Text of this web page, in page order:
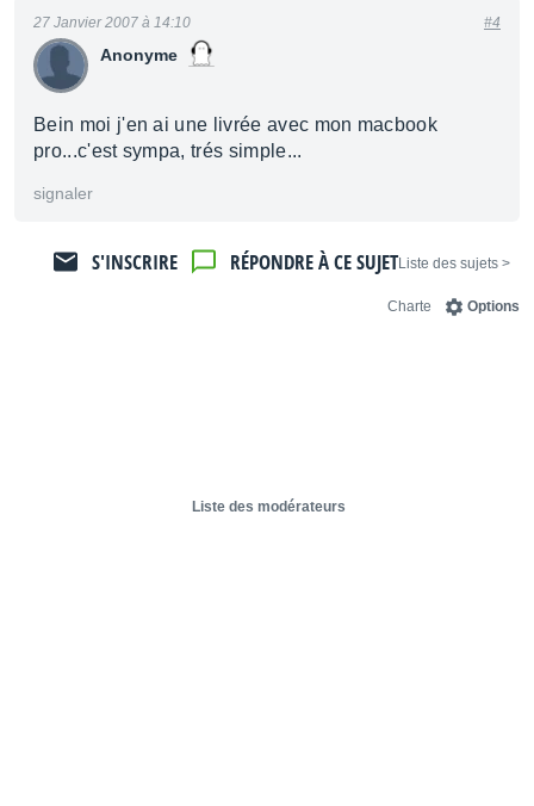
Anonyme
27 Janvier 2007 à 14:10 #4
Bein moi j'en ai une livrée avec mon macbook
pro...c'est sympa, trés simple...
signaler
< Liste des sujets
RÉPONDRE À CE SUJET
S'INSCRIRE
Options
Charte
Liste des modérateurs